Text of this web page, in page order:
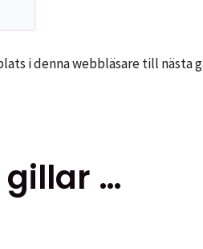
i denna webbläsare till nästa
gillar …